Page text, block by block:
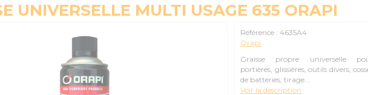
UNIVERSELLE MULTI USAGE 635 ORAPI
Référence : 4635A4
Orapi
Graisse propre universelle
portières, glissières, outils divers,
de batteries, tirage...
Voir la description